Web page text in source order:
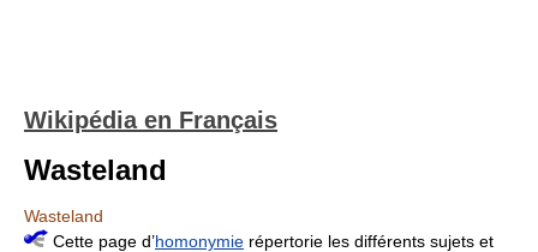
Wikipédia en Français
Wasteland
Wasteland
Cette page d’homonymie répertorie les différents sujets et